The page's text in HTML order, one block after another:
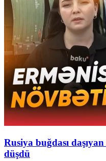
Rusiya buğdası
düşdü